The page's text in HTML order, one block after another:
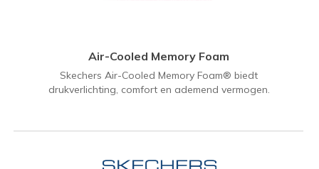
Air-Cooled Memory Foam
Skechers Air-Cooled Memory Foam® biedt
drukverlichting, comfort en ademend vermogen.